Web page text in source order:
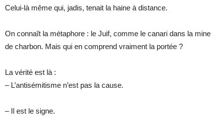
Celui-là même qui, jadis, tenait la haine à distance.
On connaît la métaphore : le Juif, comme le canari dans la mine
de charbon. Mais qui en comprend vraiment la portée ?
La vérité est là :
– L’antisémitisme n’est pas la cause.
– Il est le signe.